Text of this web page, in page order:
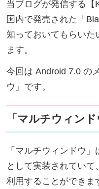
当ブログが発信する【
国内で発売された「
知っておいてもらいた
ます。
今回は Android 7.0 の
ウ」です。
「マルチウィンド
「マルチウィンドウ
として実装されていて
利用することができま